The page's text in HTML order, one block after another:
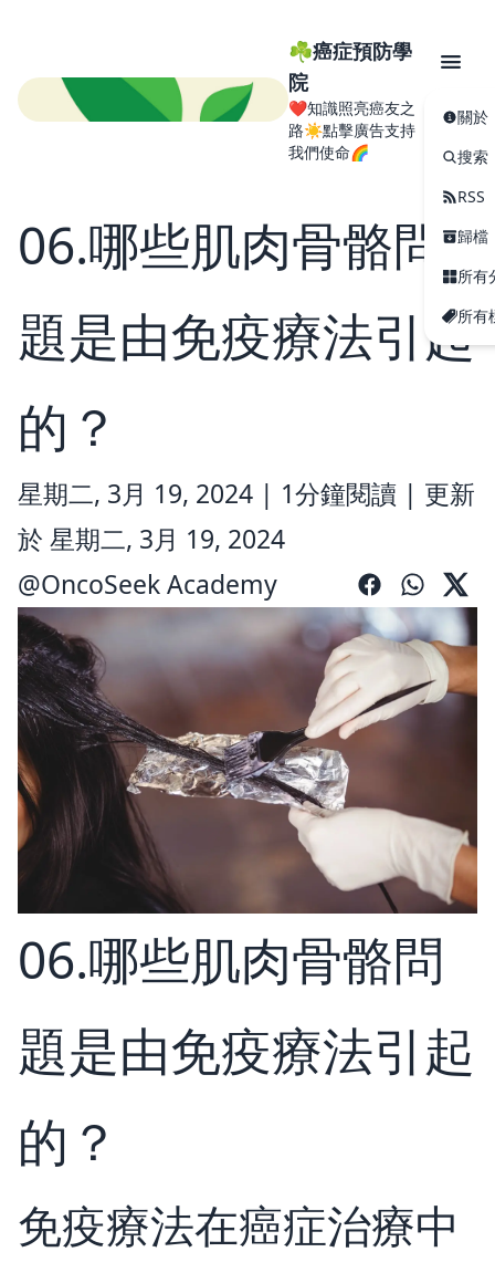
☘️癌症預防學
院
❤️知識照亮癌友之
路☀️點擊廣告支持
我們使命🌈
關於
搜索
RSS
歸檔
所有
所有
06.哪些肌肉骨骼問
題是由免疫療法引起
的？
星期二, 3月 19, 2024 | 1分鐘閱讀 | 更新
於 星期二, 3月 19, 2024
@OncoSeek Academy
06.哪些肌肉骨骼問
題是由免疫療法引起
的？
免疫療法在癌症治療中